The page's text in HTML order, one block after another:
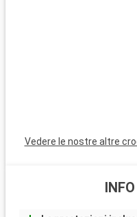
Vedere le nostre altre